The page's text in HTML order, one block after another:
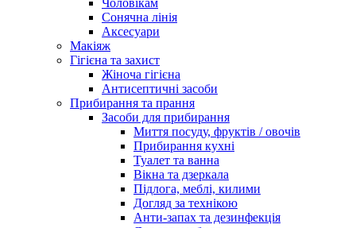
Сонячна лінія
Аксесуари
Макіяж
Гігієна та захист
Жіноча гігієна
Антисептичні засоби
Прибирання та прання
Засоби для прибирання
Миття посуду, фруктів / овочів
Прибирання кухні
Туалет та ванна
Вікна та дзеркала
Підлога, меблі, килими
Догляд за технікою
Анти-запах та дезинфекція